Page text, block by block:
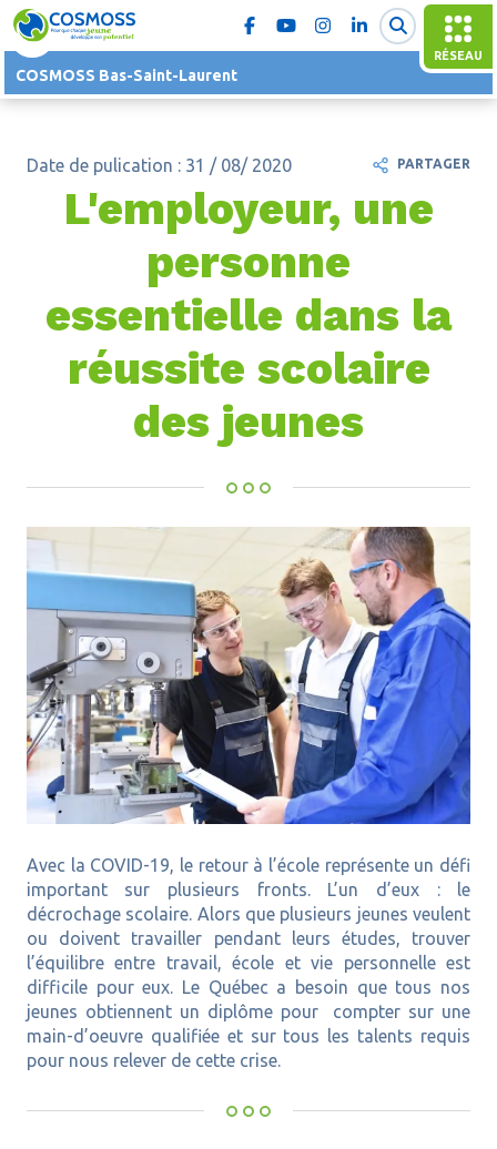
RÉSEAU
COSMOSS Bas-Saint-Laurent
Date de pulication : 31 / 08/ 2020
L'employeur, une
personne
essentielle dans la
réussite scolaire
des jeunes
Avec la COVID-19, le retour à l’école représente un défi
important sur plusieurs fronts. L’un d’eux : le
décrochage scolaire. Alors que plusieurs jeunes veulent
ou doivent travailler pendant leurs études, trouver
l’équilibre entre travail, école et vie personnelle est
difficile pour eux. Le Québec a besoin que tous nos
jeunes obtiennent un diplôme pour compter sur une
main-d’oeuvre qualifiée et sur tous les talents requis
pour nous relever de cette crise.
PARTAGER